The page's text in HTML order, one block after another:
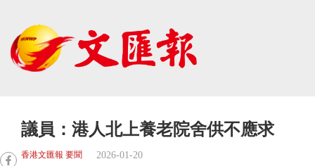
議員：港人北上養老院舍供不應求
香港文匯報 要聞 2026-01-20